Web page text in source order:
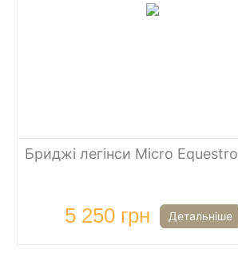
Бриджі легінси Micro Equestro
5 250 грн Детальніше